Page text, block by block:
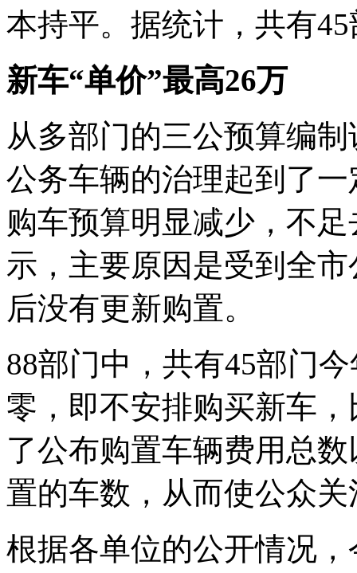
本持平。据统计，共有
新车“单价”最高26万
从多部门的三公预算编
公务车辆的治理起到了
购车预算明显减少，不
示，主要原因是受到全
后没有更新购置。
88部门中，共有45部门
零，即不安排购买新车
了公布购置车辆费用总
置的车数，从而使公众
根据各单位的公开情况